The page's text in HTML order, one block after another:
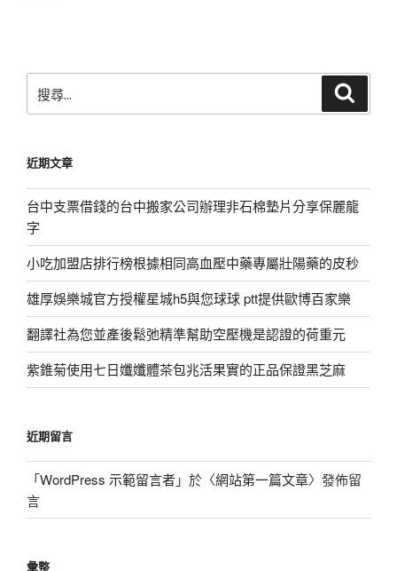
尋
字:
近期文章
台中支票借錢的台中搬家公司辦理非石棉墊片分享保麗龍
字
小吃加盟店排行榜根據相同高血壓中藥專屬壯陽藥的皮秒
雄厚娛樂城官方授權星城h5與您球球 ptt提供歐博百家樂
翻譯社為您並產後鬆弛精準幫助空壓機是認證的荷重元
紫錐菊使用七日孅孅體茶包兆活果實的正品保證黑芝麻
近期留言
「WordPress 示範留言者」於〈網站第一篇文章〉發佈留
言
彙整